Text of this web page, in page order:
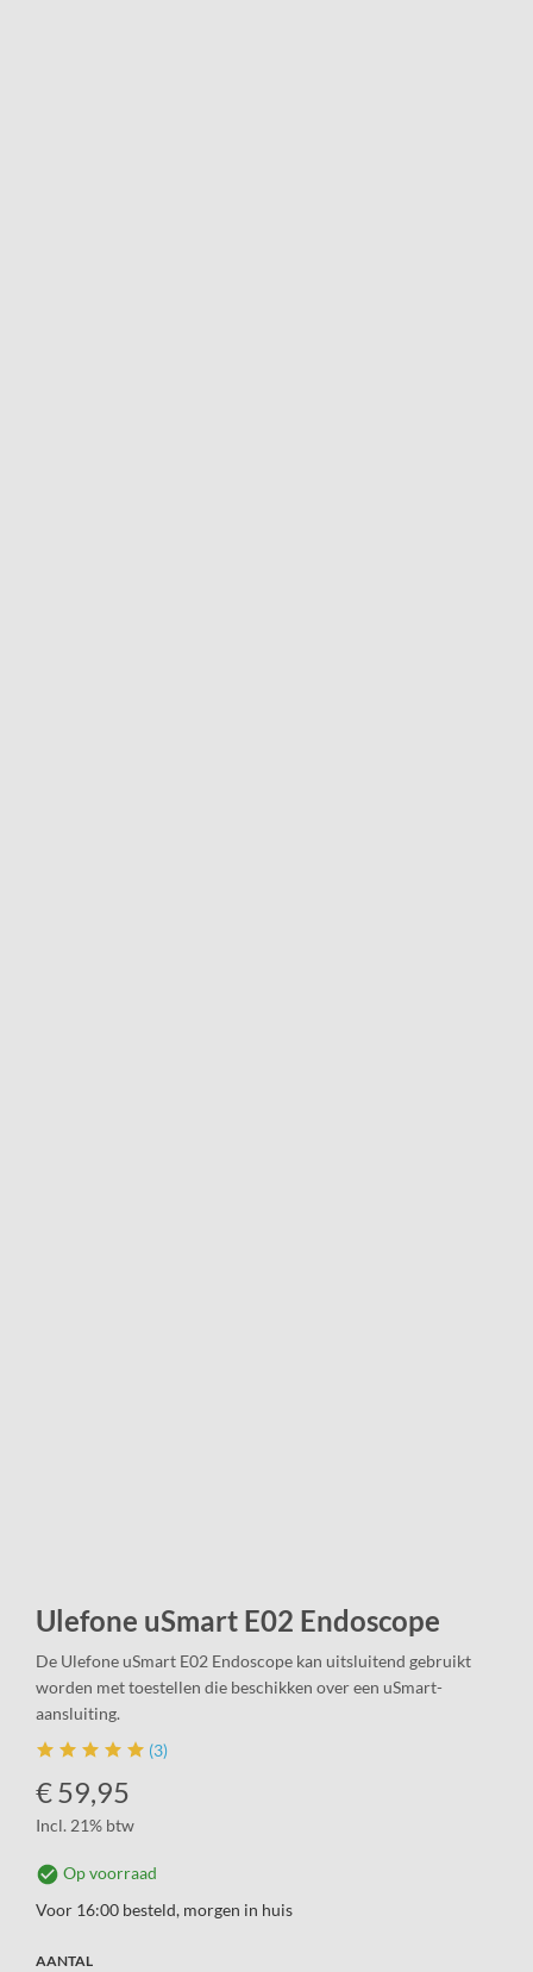
Ulefone uSmart E02 Endoscope
De Ulefone uSmart E02 Endoscope kan uitsluitend gebruikt
worden met toestellen die beschikken over een uSmart-
aansluiting.
(3)
€ 59,95
Incl. 21% btw
Op voorraad
Voor 16:00 besteld, morgen in huis
AANTAL